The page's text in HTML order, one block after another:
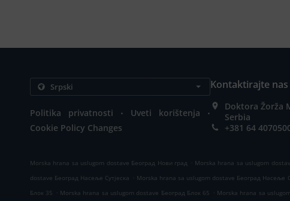
Politika privatnosti . Uveti korištenja .
Cookie Policy Changes
Kontaktirajte nas
Doktora Žorža
Serbia
+381 64
Morska hrana sa uslugom dostave Београд Нови град . Morska hrana sa uslugom
dostave Београд Насеље Сутјеска . Morska hrana sa uslugom dostave Београд Насеље
Блок 35 . Morska hrana sa uslugom dostave Београд Блок 65 . Morska hrana sa